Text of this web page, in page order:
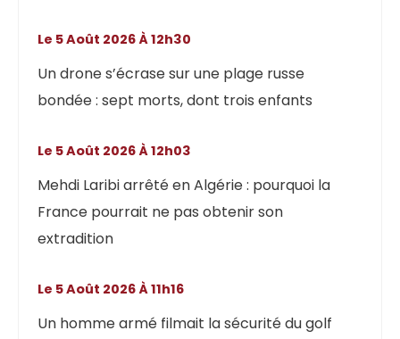
Un drone s’écrase sur une plage russe
bondée : sept morts, dont trois enfants
Le 5 Août 2026 À 12h30
Mehdi Laribi arrêté en Algérie : pourquoi la
France pourrait ne pas obtenir son
extradition
Le 5 Août 2026 À 12h03
Un homme armé filmait la sécurité du golf
Le 5 Août 2026 À 11h16